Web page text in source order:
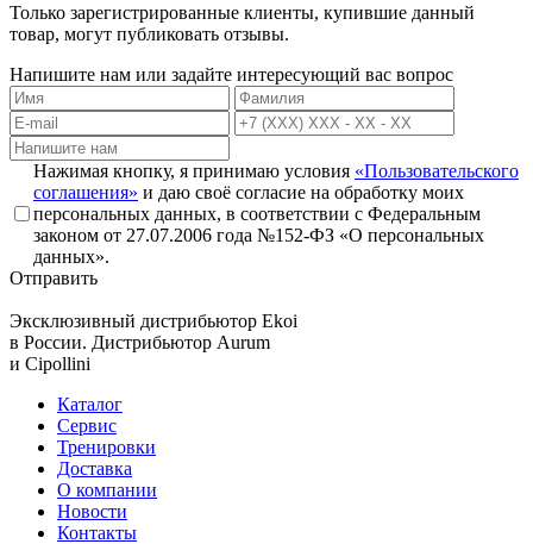
Только зарегистрированные клиенты, купившие данный
товар, могут публиковать отзывы.
Напишите нам или задайте интересующий вас вопрос
Нажимая кнопку, я принимаю условия «Пользовательского
соглашения» и даю своё согласие на обработку моих
персональных данных, в соответствии с Федеральным
законом от 27.07.2006 года №152-ФЗ «О персональных
данных».
Отправить
Эксклюзивный дистрибьютор Ekoi
в России. Дистрибьютор Aurum
и Cipollini
Каталог
Сервис
Тренировки
Доставка
О компании
Новости
Контакты